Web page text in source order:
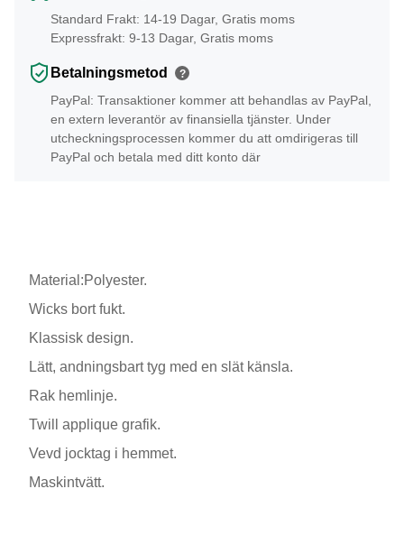
Standard Frakt: 14-19 Dagar, Gratis moms
Expressfrakt: 9-13 Dagar, Gratis moms
Betalningsmetod ?
PayPal: Transaktioner kommer att behandlas av PayPal,
en extern leverantör av finansiella tjänster. Under
utcheckningsprocessen kommer du att omdirigeras till
PayPal och betala med ditt konto där
Material:Polyester.
Wicks bort fukt.
Klassisk design.
Lätt, andningsbart tyg med en slät känsla.
Rak hemlinje.
Twill applique grafik.
Vevd jocktag i hemmet.
Maskintvätt.